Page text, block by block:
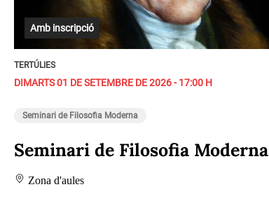
Amb inscripció
TERTÚLIES
DIMARTS 01 DE SETEMBRE DE 2026 - 17:00 H
Seminari de Filosofia Moderna
Seminari de Filosofia Moderna
Zona d'aules